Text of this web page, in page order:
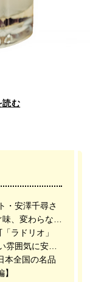
読む
・安澤千尋さ
、変わらない
ラドリオ」
雰囲気に安ら
本全国の名品